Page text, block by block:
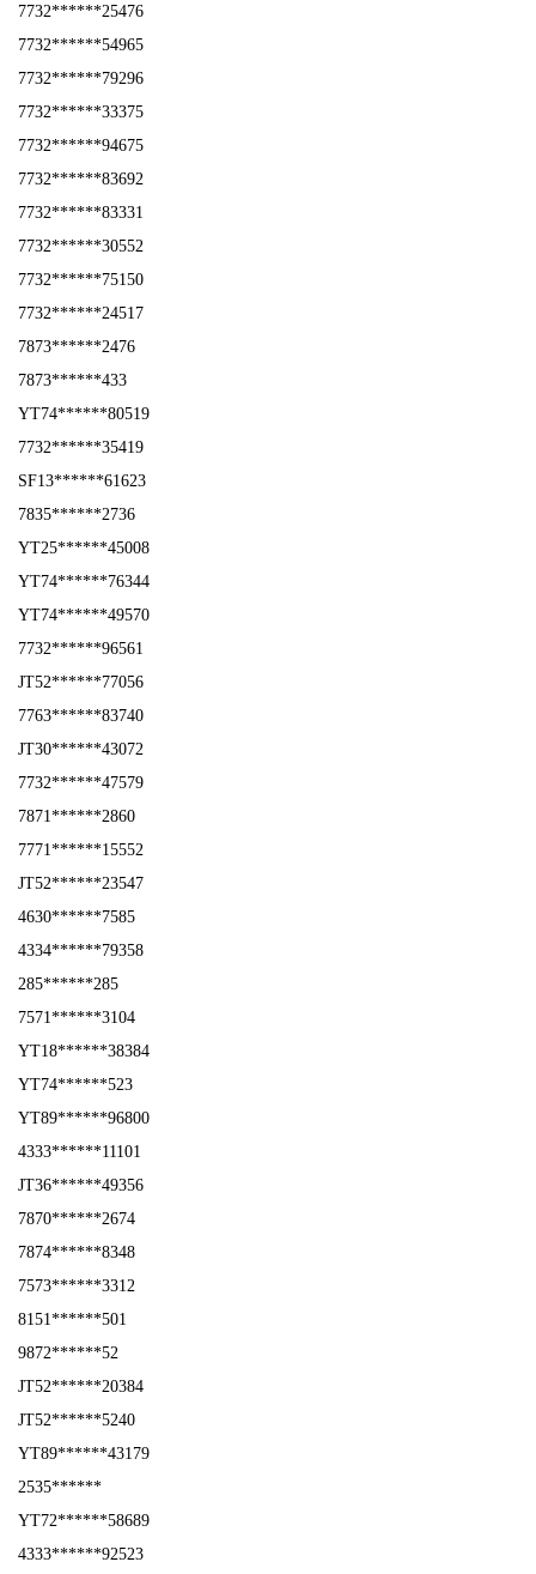
7732******25476
7732******54965
7732******79296
7732******33375
7732******94675
7732******83692
7732******83331
7732******30552
7732******75150
7732******24517
7873******2476
7873******433
YT74******80519
7732******35419
SF13******61623
7835******2736
YT25******45008
YT74******76344
YT74******49570
7732******96561
JT52******77056
7763******83740
JT30******43072
7732******47579
7871******2860
7771******15552
JT52******23547
4630******7585
4334******79358
285******285
7571******3104
YT18******38384
YT74******523
YT89******96800
4333******11101
JT36******49356
7870******2674
7874******8348
7573******3312
8151******501
9872******52
JT52******20384
JT52******5240
YT89******43179
2535******
YT72******58689
4333******92523